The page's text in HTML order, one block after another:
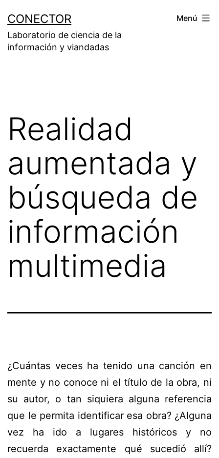
contenido
CONECTOR
Laboratorio de ciencia de la
información y viandadas
Menú
Realidad
aumentada y
búsqueda de
información
multimedia
¿Cuántas veces ha tenido una canción en
mente y no conoce ni el título de la obra, ni
su autor, o tan siquiera alguna referencia
que le permita identificar esa obra? ¿Alguna
vez ha ido a lugares históricos y no
recuerda exactamente qué sucedió allí?